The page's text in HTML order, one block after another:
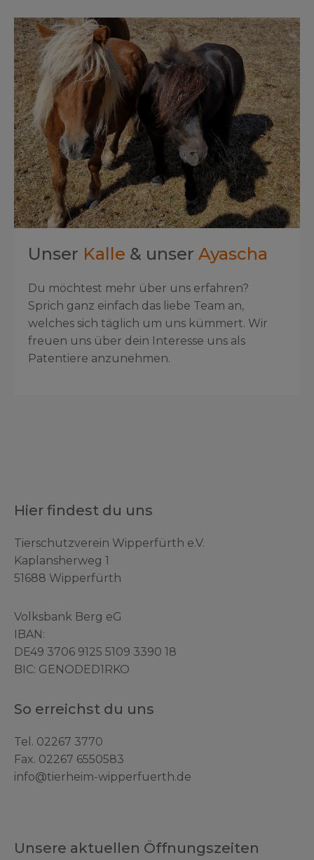
Unser Kalle & unser Ayascha
Du möchtest mehr über uns erfahren?
Sprich ganz einfach das liebe Team an,
welches sich täglich um uns kümmert. Wir
freuen uns über dein Interesse uns als
Patentiere anzunehmen.
Hier findest du uns
Tierschutzverein Wipperfürth e.V.
Kaplansherweg 1
51688 Wipperfürth
Volksbank Berg eG
IBAN:
DE49 3706 9125 5109 3390 18
BIC: GENODED1RKO
So erreichst du uns
Tel. 02267 3770
Fax. 02267 6550583
info@tierheim-wipperfuerth.de
Unsere aktuellen Öffnungszeiten